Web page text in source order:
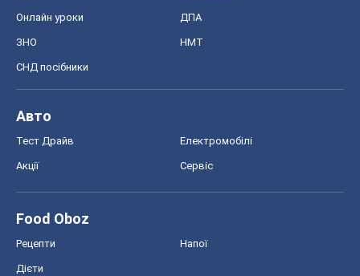
Онлайн уроки ДПА
ЗНО НМТ
СНД посібники
Авто
Тест Драйв Електромобілі
Акції Сервіс
Food Oboz
Рецепти Напої
Дієти